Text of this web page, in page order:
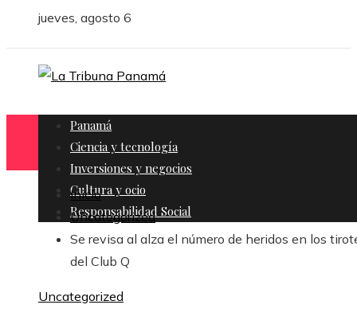
jueves, agosto 6
Panamá
Ciencia y tecnología
Inversiones y negocios
Cultura y ocio
Responsabilidad Social
Inicio
Uncategorized
Se revisa al alza el número de heridos en los
del Club Q
Uncategorized